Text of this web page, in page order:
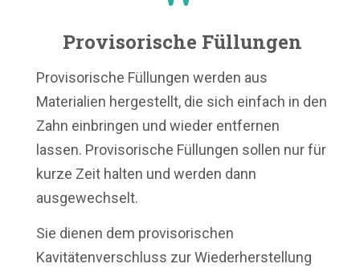
Provisorische Füllungen
Provisorische Füllungen werden aus
Materialien hergestellt, die sich einfach in den
Zahn einbringen und wieder entfernen
lassen. Provisorische Füllungen sollen nur für
kurze Zeit halten und werden dann
ausgewechselt.
Sie dienen dem provisorischen
Kavitätenverschluss zur Wiederherstellung